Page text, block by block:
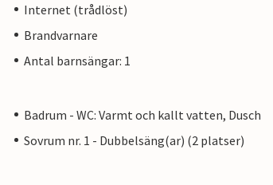
Internet (trådlöst)
Brandvarnare
Antal barnsängar: 1
Badrum - WC: Varmt och kallt vatten, Dusch
Sovrum nr. 1 - Dubbelsäng(ar) (2 platser)